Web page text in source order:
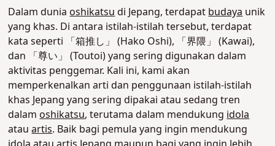
Dalam duniaoshikatsudi Jepang, terdapatbudayaunik
yang khas. Di antara istilah-istilah tersebut, terdapat
kata seperti 「箱推し」 (Hako Oshi), 「界隈」 (Kawai),
dan 「尊い」 (Toutoi) yang sering digunakan dalam
aktivitas penggemar. Kali ini, kami akan
memperkenalkan arti dan penggunaan istilah-istilah
khas Jepang yang sering dipakai atau sedang tren
dalamoshikatsu, terutama dalam mendukungidola
atauartis. Baik bagi pemula yang ingin mendukung